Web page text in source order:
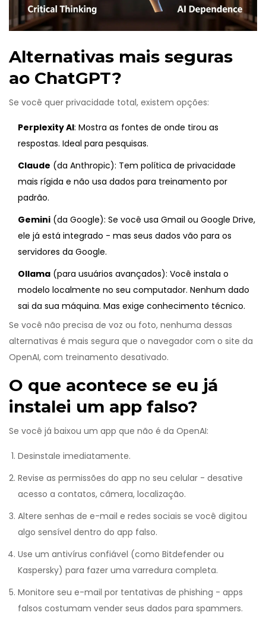
Alternativas mais seguras
ao ChatGPT?
Se você quer privacidade total, existem opções:
Perplexity AI: Mostra as fontes de onde tirou as
respostas. Ideal para pesquisas.
Claude (da Anthropic): Tem política de privacidade
mais rígida e não usa dados para treinamento por
padrão.
Gemini (da Google): Se você usa Gmail ou Google Drive,
ele já está integrado - mas seus dados vão para os
servidores da Google.
Ollama (para usuários avançados): Você instala o
modelo localmente no seu computador. Nenhum dado
sai da sua máquina. Mas exige conhecimento técnico.
Se você não precisa de voz ou foto, nenhuma dessas
alternativas é mais segura que o navegador com o site da
OpenAI, com treinamento desativado.
O que acontece se eu já
instalei um app falso?
Se você já baixou um app que não é da OpenAI:
Desinstale imediatamente.
Revise as permissões do app no seu celular - desative
acesso a contatos, câmera, localização.
Altere senhas de e-mail e redes sociais se você digitou
algo sensível dentro do app falso.
Use um antivírus confiável (como Bitdefender ou
Kaspersky) para fazer uma varredura completa.
Monitore seu e-mail por tentativas de phishing - apps
falsos costumam vender seus dados para spammers.